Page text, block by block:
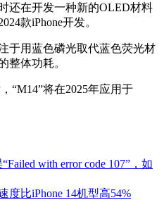
还在开发一种新的OLED材料
款iPhone开发。
于用蓝色磷光取代蓝色荧光材
整体功耗。
“M14”将在2025年应用于
with error code 107”，如
度比iPhone 14机型高54%